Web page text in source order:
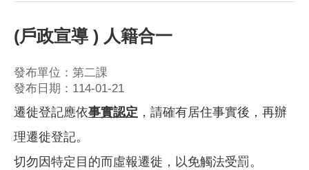
(戶政宣導 ) 人籍合一
發布單位：第二課
發布日期：114-01-21
遷徙登記應依事實認定 ，請確有居住事實後，再辦
理遷徙登記。
切勿因特定目的而虛報遷徙，以免觸法受罰。